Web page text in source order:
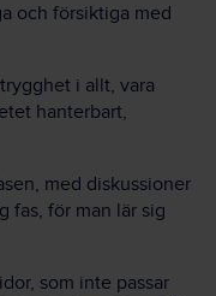
och försiktiga med
i allt, vara
hanterbart,
med diskussioner
fas, för man lär sig
som inte passar